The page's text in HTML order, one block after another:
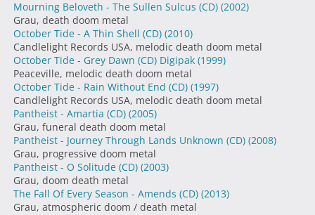
Mourning Beloveth - The Sullen Sulcus (CD) (2002)
Grau, death doom metal
October Tide - A Thin Shell (CD) (2010)
Candlelight Records USA, melodic death doom metal
October Tide - Grey Dawn (CD) Digipak (1999)
Peaceville, melodic death doom metal
October Tide - Rain Without End (CD) (1997)
Candlelight Records USA, melodic death doom metal
Pantheist - Amartia (CD) (2005)
Grau, funeral death doom metal
Pantheist - Journey Through Lands Unknown (CD) (2008)
Grau, progressive doom metal
Pantheist - O Solitude (CD) (2003)
Grau, doom death metal
The Fall Of Every Season - Amends (CD) (2013)
Grau, atmospheric doom / death metal